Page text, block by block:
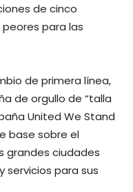
de cinco
para las
de primera línea,
de orgullo de “talla
United We Stand
base sobre el
grandes ciudades
servicios para sus